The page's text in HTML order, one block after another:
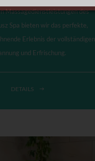
Massagedienstleistungen des
Spa bieten wir das perfekte,
Erlebnis der vollständigen
und Erfrischung.
DETAILS